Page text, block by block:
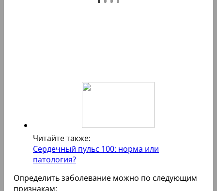
Читайте также:
Сердечный пульс 100: норма или
патология?
Определить заболевание можно по следующим
признакам: